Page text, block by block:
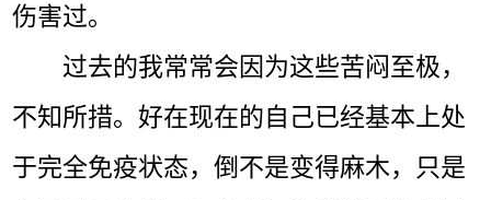
伤害过。
过去的我常常会因为这些苦闷至极，
不知所措。好在现在的自己已经基本上处
于完全免疫状态，倒不是变得麻木，只是